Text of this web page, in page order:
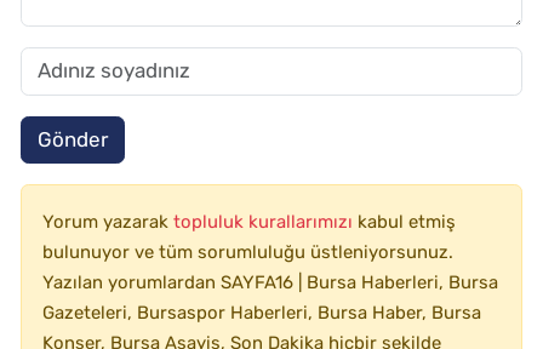
Gönder
Yorum yazarak topluluk kurallarımızı kabul etmiş
bulunuyor ve tüm sorumluluğu üstleniyorsunuz.
Yazılan yorumlardan SAYFA16 | Bursa Haberleri, Bursa
Gazeteleri, Bursaspor Haberleri, Bursa Haber, Bursa
Konser, Bursa Asayiş, Son Dakika hiçbir şekilde